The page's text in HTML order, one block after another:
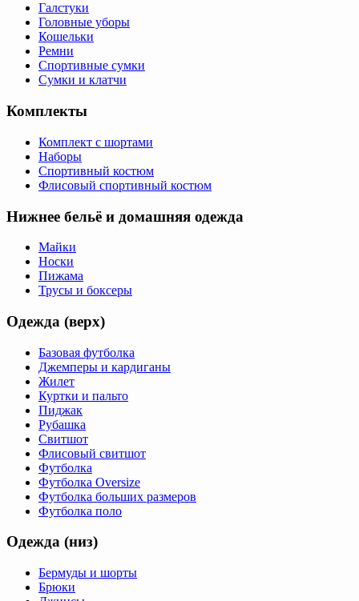
Галстуки
Головные уборы
Кошельки
Ремни
Спортивные сумки
Сумки и клатчи
Комплекты
Комплект с шортами
Наборы
Спортивный костюм
Флисовый спортивный костюм
Нижнее бельё и домашняя одежда
Майки
Носки
Пижама
Трусы и боксеры
Одежда (верх)
Базовая футболка
Джемперы и кардиганы
Жилет
Куртки и пальто
Пиджак
Рубашка
Свитшот
Флисовый свитшот
Футболка
Футболка Oversize
Футболка больших размеров
Футболка поло
Одежда (низ)
Бермуды и шорты
Брюки